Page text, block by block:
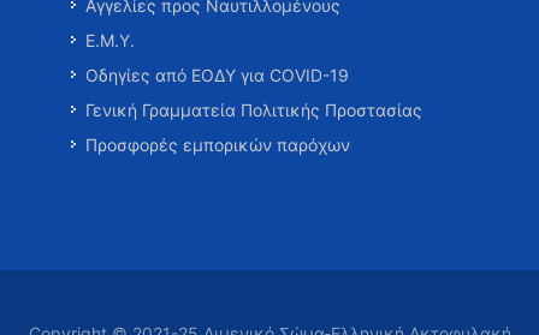
Αγγελίες προς Ναυτιλλομένους
Ε.Μ.Υ.
Οδηγίες από ΕΟΔΥ για COVID-19
Γενική Γραμματεία Πολιτικής Προστασίας
Προσφορές εμπορικών παρόχων